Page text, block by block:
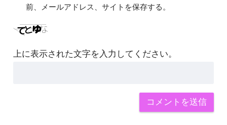
前、メールアドレス、サイトを保存する。
上に表示された文字を入力してください。